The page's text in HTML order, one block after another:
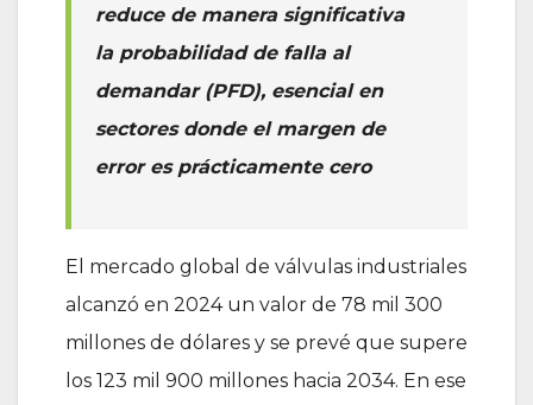
reduce de manera significativa
la probabilidad de falla al
demandar (PFD), esencial en
sectores donde el margen de
error es prácticamente cero
El mercado global de válvulas industriales
alcanzó en 2024 un valor de 78 mil 300
millones de dólares y se prevé que supere
los 123 mil 900 millones hacia 2034. En ese